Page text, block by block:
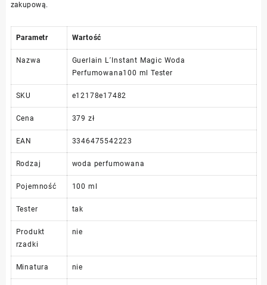
zakupową.
Parametr Wartość
Nazwa
Guerlain L´Instant Magic Woda
Perfumowana100 ml Tester
SKU e12178e17482
Cena 379 zł
EAN 3346475542223
Rodzaj woda perfumowana
Pojemność 100 ml
Tester tak
Produkt
rzadki
nie
Minatura nie